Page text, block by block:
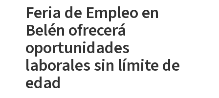
Feria de Empleo en
Belén ofrecerá
oportunidades
laborales sin límite de
edad